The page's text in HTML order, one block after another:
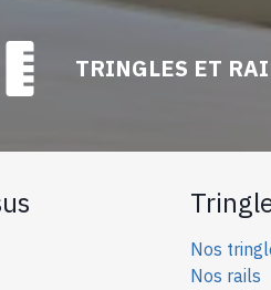
TRINGLES ET
Nos
Nos rails